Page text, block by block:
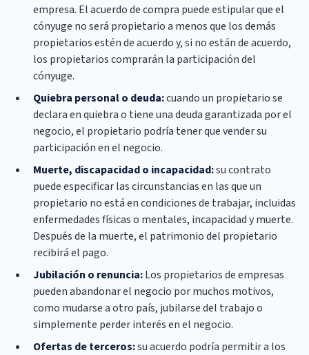
empresa. El acuerdo de compra puede estipular que el
cónyuge no será propietario a menos que los demás
propietarios estén de acuerdo y, si no están de acuerdo,
los propietarios comprarán la participación del
cónyuge.
Quiebra personal o deuda:cuando un propietario se
declara en quiebra o tiene una deuda garantizada por el
negocio, el propietario podría tener que vender su
participación en el negocio.
Muerte, discapacidad o incapacidad:su contrato
puede especificar las circunstancias en las que un
propietario no está en condiciones de trabajar, incluidas
enfermedades físicas o mentales, incapacidad y muerte.
Después de la muerte, el patrimonio del propietario
recibirá el pago.
Jubilación o renuncia:Los propietarios de empresas
pueden abandonar el negocio por muchos motivos,
como mudarse a otro país, jubilarse del trabajo o
simplemente perder interés en el negocio.
Ofertas de terceros:su acuerdo podría permitir a los